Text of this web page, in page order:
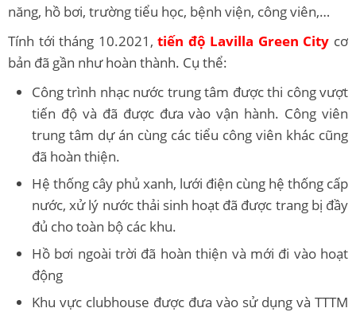
năng, hồ bơi, trường tiểu học, bệnh viện, công viên,…
Tính tới tháng 10.2021,tiến độ Lavilla Green City cơ
bản đã gần như hoàn thành. Cụ thể:
Công trình nhạc nước trung tâm được thi công vượt
tiến độ và đã được đưa vào vận hành. Công viên
trung tâm dự án cùng các tiểu công viên khác cũng
đã hoàn thiện.
Hệ thống cây phủ xanh, lưới điện cùng hệ thống cấp
nước, xử lý nước thải sinh hoạt đã được trang bị đầy
đủ cho toàn bộ các khu.
Hồ bơi ngoài trời đã hoàn thiện và mới đi vào hoạt
động
Khu vực clubhouse được đưa vào sử dụng và TTTM